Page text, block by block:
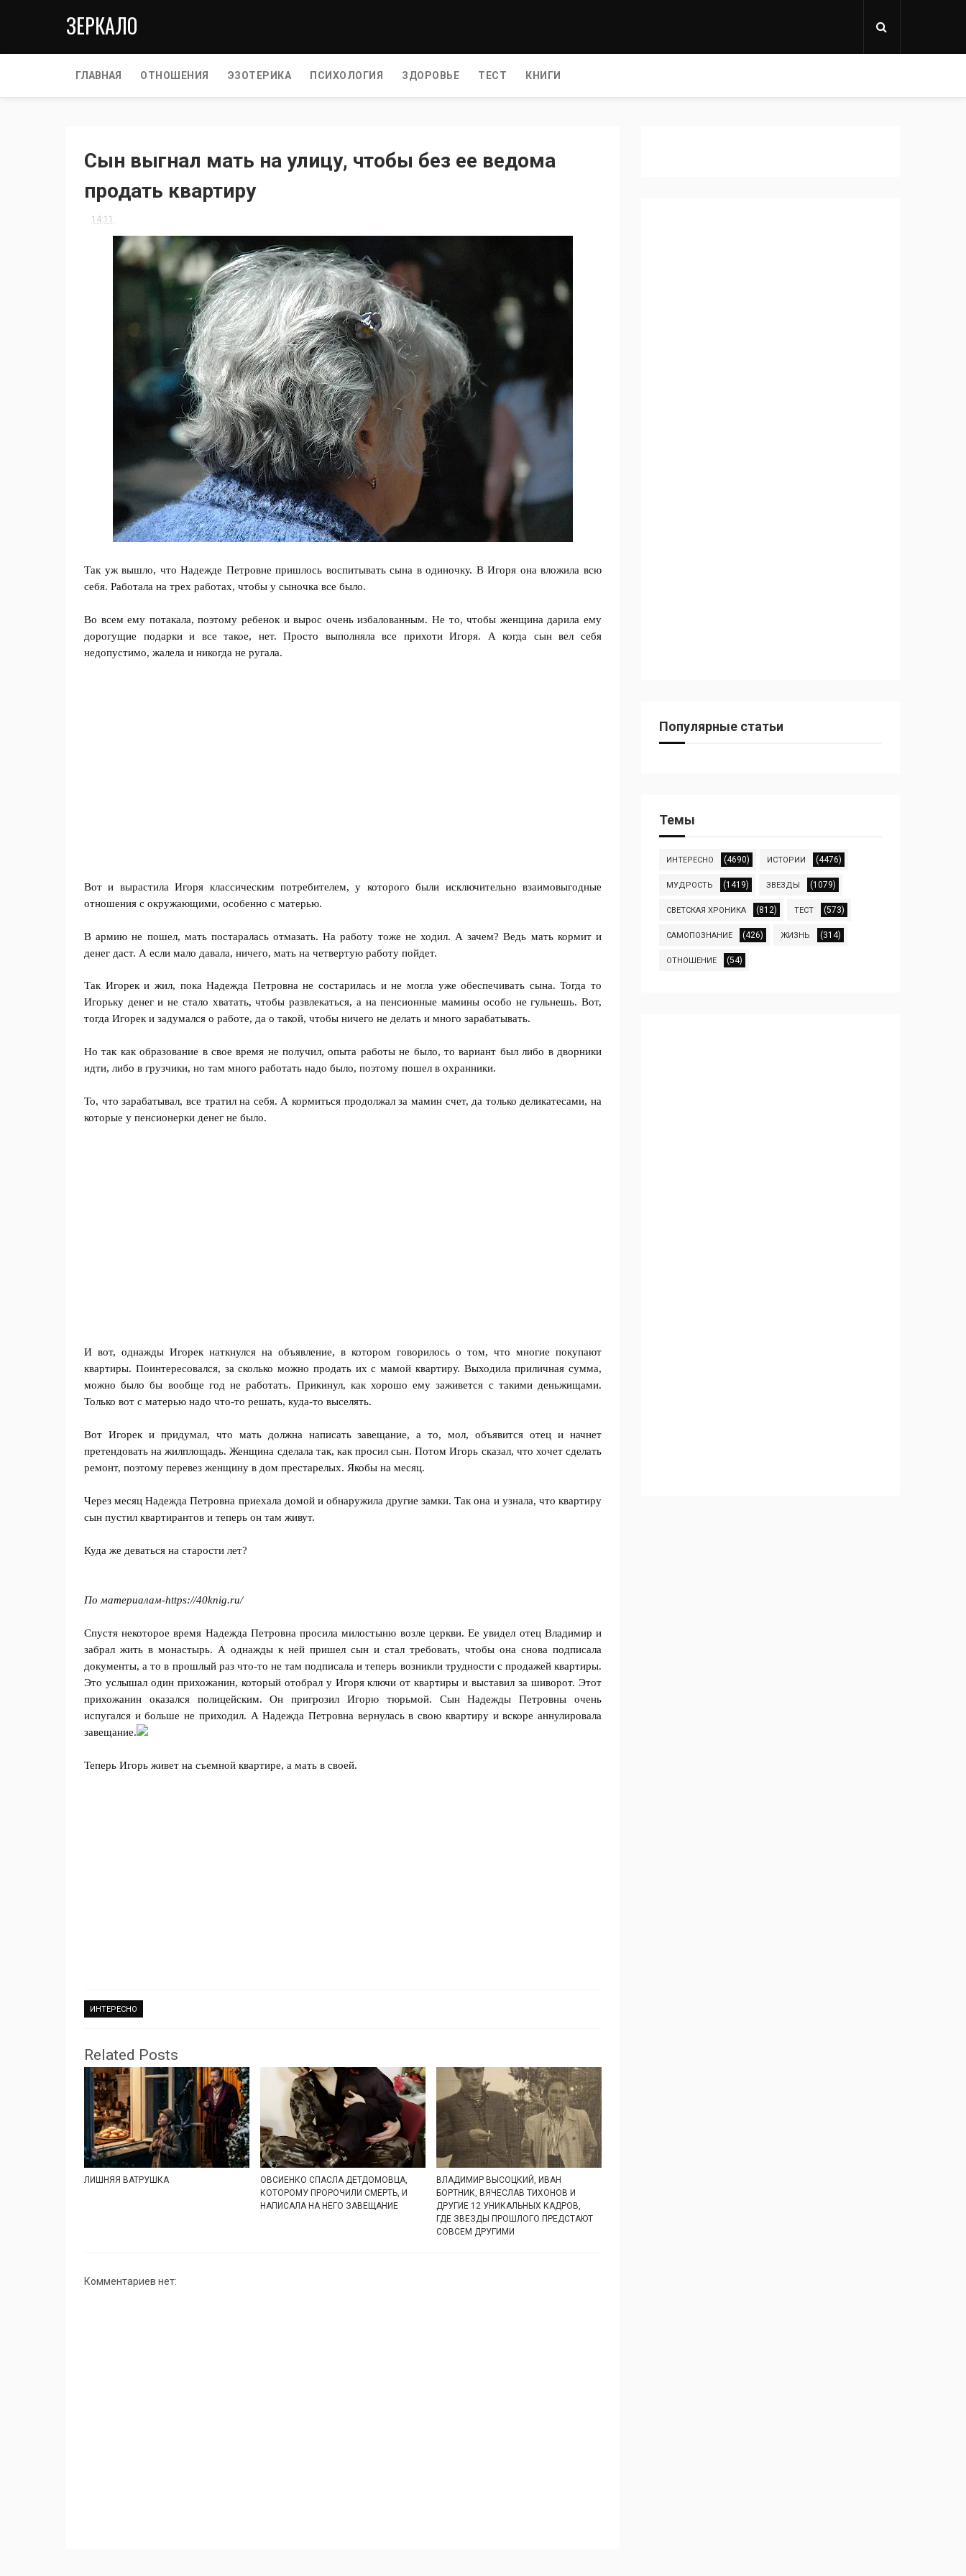
ЗЕРКАЛО
ГЛАВНАЯ ОТНОШЕНИЯ ЭЗОТЕРИКА ПСИХОЛОГИЯ ЗДОРОВЬЕ ТЕСТ КНИГИ
Сын выгнал мать на улицу, чтобы без ее ведома
продать квартиру
14:11
Так уж вышло, что Надежде Петровне пришлось воспитывать сына в одиночку. В Игоря она вложила всю
себя. Работала на трех работах, чтобы у сыночка все было.
Во всем ему потакала, поэтому ребенок и вырос очень избалованным. Не то, чтобы женщина дарила ему
дорогущие подарки и все такое, нет. Просто выполняла все прихоти Игоря. А когда сын вел себя
недопустимо, жалела и никогда не ругала.
Вот и вырастила Игоря классическим потребителем, у которого были исключительно взаимовыгодные
отношения с окружающими, особенно с матерью.
В армию не пошел, мать постаралась отмазать. На работу тоже не ходил. А зачем? Ведь мать кормит и
денег даст. А если мало давала, ничего, мать на четвертую работу пойдет.
Так Игорек и жил, пока Надежда Петровна не состарилась и не могла уже обеспечивать сына. Тогда то
Игорьку денег и не стало хватать, чтобы развлекаться, а на пенсионные мамины особо не гульнешь. Вот,
тогда Игорек и задумался о работе, да о такой, чтобы ничего не делать и много зарабатывать.
Но так как образование в свое время не получил, опыта работы не было, то вариант был либо в дворники
идти, либо в грузчики, но там много работать надо было, поэтому пошел в охранники.
То, что зарабатывал, все тратил на себя. А кормиться продолжал за мамин счет, да только деликатесами, на
которые у пенсионерки денег не было.
И вот, однажды Игорек наткнулся на объявление, в котором говорилось о том, что многие покупают
квартиры. Поинтересовался, за сколько можно продать их с мамой квартиру. Выходила приличная сумма,
можно было бы вообще год не работать. Прикинул, как хорошо ему заживется с такими деньжищами.
Только вот с матерью надо что-то решать, куда-то выселять.
Вот Игорек и придумал, что мать должна написать завещание, а то, мол, объявится отец и начнет
претендовать на жилплощадь. Женщина сделала так, как просил сын. Потом Игорь сказал, что хочет сделать
ремонт, поэтому перевез женщину в дом престарелых. Якобы на месяц.
Через месяц Надежда Петровна приехала домой и обнаружила другие замки. Так она и узнала, что квартиру
сын пустил квартирантов и теперь он там живут.
Куда же деваться на старости лет?
По материалам-https://40knig.ru/
Спустя некоторое время Надежда Петровна просила милостыню возле церкви. Ее увидел отец Владимир и
забрал жить в монастырь. А однажды к ней пришел сын и стал требовать, чтобы она снова подписала
документы, а то в прошлый раз что-то не там подписала и теперь возникли трудности с продажей квартиры.
Это услышал один прихожанин, который отобрал у Игоря ключи от квартиры и выставил за шиворот. Этот
прихожанин оказался полицейским. Он пригрозил Игорю тюрьмой. Сын Надежды Петровны очень
испугался и больше не приходил. А Надежда Петровна вернулась в свою квартиру и вскоре аннулировала
завещание.
Теперь Игорь живет на съемной квартире, а мать в своей.
ИНТЕРЕСНО
Related Posts
ЛИШНЯЯ ВАТРУШКА
ОВСИЕНКО СПАСЛА ДЕТДОМОВЦА,
КОТОРОМУ ПРОРОЧИЛИ СМЕРТЬ, И
НАПИСАЛА НА НЕГО ЗАВЕЩАНИЕ
ВЛАДИМИР ВЫСОЦКИЙ, ИВАН
БОРТНИК, ВЯЧЕСЛАВ ТИХОНОВ И
ДРУГИЕ 12 УНИКАЛЬНЫХ КАДРОВ,
ГДЕ ЗВЕЗДЫ ПРОШЛОГО ПРЕДСТАЮТ
СОВСЕМ ДРУГИМИ
Комментариев нет:
Популярные статьи
Темы
ИНТЕРЕСНО (4690) ИСТОРИИ (4476)
МУДРОСТЬ (1419) ЗВЕЗДЫ (1079)
СВЕТСКАЯ ХРОНИКА (812) ТЕСТ (573)
САМОПОЗНАНИЕ (426) ЖИЗНЬ (314)
ОТНОШЕНИЕ (54)